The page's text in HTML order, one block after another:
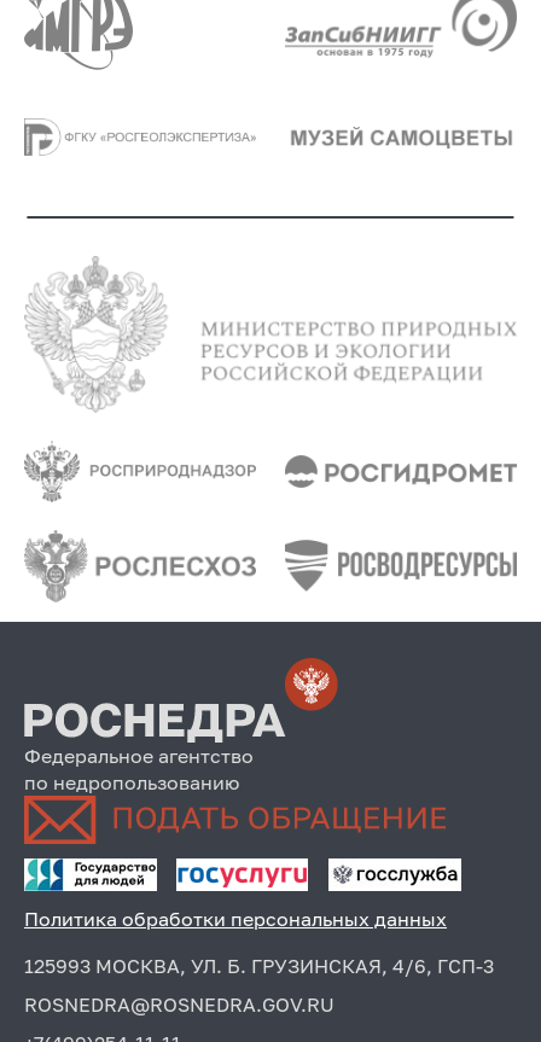
Федеральное агентство
по недропользованию
Политика обработки персональных данных
125993 МОСКВА, УЛ. Б. ГРУЗИНСКАЯ, 4/6, ГСП-3
ROSNEDRA@ROSNEDRA.GOV.RU